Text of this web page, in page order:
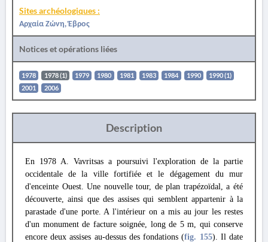
Sites archéologiques :
Αρχαία Ζώνη, Έβρος
Notices et opérations liées
1978 1978 (1) 1979 1980 1981 1983 1984 1990
1990 (1)
2001
2006
Description
En 1978 A. Vavritsas a poursuivi l'exploration de la partie
occidentale de la ville fortifiée et le dégagement du mur
d'enceinte Ouest. Une nouvelle tour, de plan trapézoïdal, a été
découverte, ainsi que des assises qui semblent appartenir à la
parastade d'une porte. A l'intérieur on a mis au jour les restes
d'un monument de facture soignée, long de 5 m, qui conserve
encore deux assises au-dessus des fondations (fig. 155). Il date